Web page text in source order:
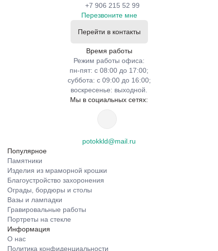
+7 906 215 52 99
Перезвоните мне
Перейти в контакты
Время работы
Режим работы офиса:
пн-пят: с 08:00 до 17:00;
суббота: с 09:00 до 16:00;
воскресенье: выходной.
Мы в социальных сетях:
potokkld@mail.ru
Популярное
Памятники
Изделия из мраморной крошки
Благоустройство захоронения
Ограды, бордюры и столы
Вазы и лампадки
Гравировальные работы
Портреты на стекле
Информация
О нас
Политика конфиденциальности